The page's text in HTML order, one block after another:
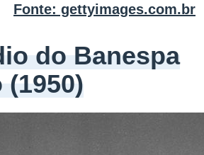
Fonte: gettyimages.com.br
do Banespa